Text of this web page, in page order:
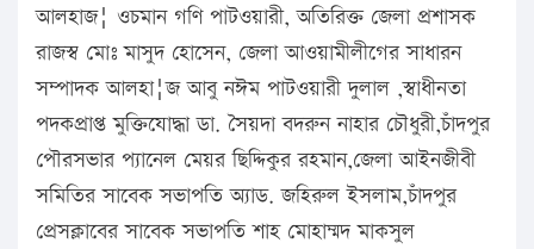
আলহাজ¦ ওচমান গণি পাটওয়ারী, অতিরিক্ত জেলা প্রশাসক
রাজস্ব মোঃ মাসুদ হোসেন, জেলা আওয়ামীলীগের সাধারন
সম্পাদক আলহা¦জ আবু নঈম পাটওয়ারী দুলাল ,স্বাধীনতা
পদকপ্রাপ্ত মুক্তিযোদ্ধা ডা. সৈয়দা বদরুন নাহার চৌধুরী,চাঁদপুর
পৌরসভার প্যানেল মেয়র ছিদ্দিকুর রহমান,জেলা আইনজীবী
সমিতির সাবেক সভাপতি অ্যাড. জহিরুল ইসলাম,চাঁদপুর
প্রেসক্লাবের সাবেক সভাপতি শাহ মোহাম্মদ মাকসুল